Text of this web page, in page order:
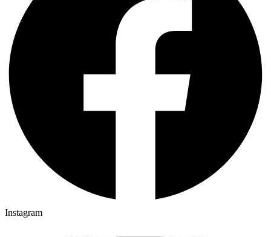
Instagram